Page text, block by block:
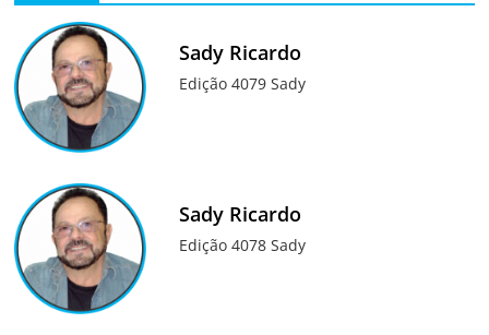
Sady Ricardo
Edição 4079 Sady
Sady Ricardo
Edição 4078 Sady